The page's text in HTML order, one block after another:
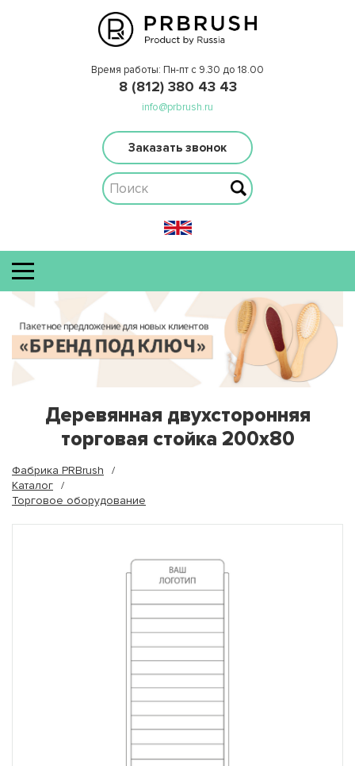
Время работы: Пн-пт с 9.30 до 18.00
8 (812) 380 43 43
info@prbrush.ru
Заказать звонок
Деревянная двухсторонняя
торговая стойка 200х80
Фабрика PRBrush
Каталог
Торговое оборудование